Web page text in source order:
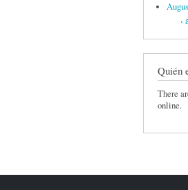
‹
Quién
There
online.